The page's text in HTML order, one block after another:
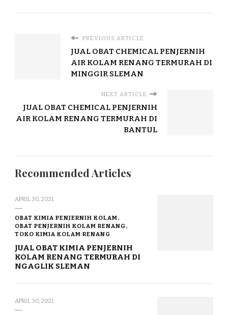
PREVIOUS ARTICLE
JUAL OBAT CHEMICAL PENJERNIH
AIR KOLAM RENANG TERMURAH DI
MINGGIR SLEMAN
NEXT ARTICLE
JUAL OBAT CHEMICAL PENJERNIH
AIR KOLAM RENANG TERMURAH DI
BANTUL
Recommended Articles
APRIL 30, 2021
OBAT KIMIA PENJERNIH KOLAM
OBAT PENJERNIH KOLAM RENANG
TOKO KIMIA KOLAM RENANG
JUAL OBAT KIMIA PENJERNIH
KOLAM RENANG TERMURAH DI
NGAGLIK SLEMAN
APRIL 30, 2021